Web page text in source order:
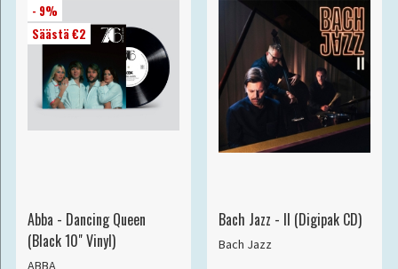
- 9%
Säästä €2
Abba - Dancing Queen
(Black 10" Vinyl)
ABBA
Bach Jazz - II (Digipak CD)
Bach Jazz